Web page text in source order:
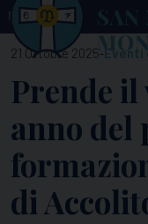
MENU
21 Ottobre 2025-Eventi
Prende il
anno del
di